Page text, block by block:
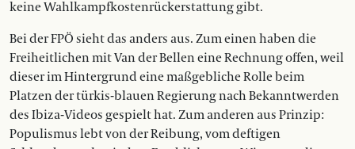
keine Wahlkampfkostenrückerstattung gibt.
Bei der FPÖ sieht das anders aus. Zum einen haben die
Freiheitlichen mit Van der Bellen eine Rechnung offen, weil
dieser im Hintergrund eine maßgebliche Rolle beim
Platzen der türkis-blauen Regierung nach Bekanntwerden
des Ibiza-Videos gespielt hat. Zum anderen aus Prinzip:
Populismus lebt von der Reibung, vom deftigen